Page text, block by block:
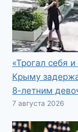
«Трогал себя
Крыму
8-летним
7 августа 2026